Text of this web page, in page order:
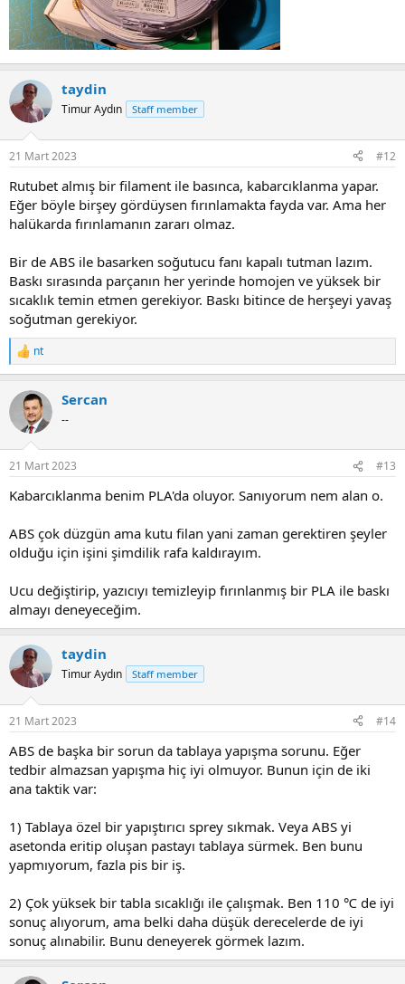
taydin
Timur Aydın Staff member
21 Mart 2023 #12
Rutubet almış bir filament ile basınca, kabarcıklanma yapar.
Eğer böyle birşey gördüysen fırınlamakta fayda var. Ama her
halükarda fırınlamanın zararı olmaz.
Bir de ABS ile basarken soğutucu fanı kapalı tutman lazım.
Baskı sırasında parçanın her yerinde homojen ve yüksek bir
sıcaklık temin etmen gerekiyor. Baskı bitince de herşeyi yavaş
soğutman gerekiyor.
R
e
c
i
n
s
nt
Sercan
--
21 Mart 2023 #13
Kabarcıklanma benim PLA'da oluyor. Sanıyorum nem alan o.
ABS çok düzgün ama kutu filan yani zaman gerektiren şeyler
olduğu için işini şimdilik rafa kaldırayım.
Ucu değiştirip, yazıcıyı temizleyip fırınlanmış bir PLA ile baskı
almayı deneyeceğim.
taydin
Timur Aydın Staff member
21 Mart 2023 #14
ABS de başka bir sorun da tablaya yapışma sorunu. Eğer
tedbir almazsan yapışma hiç iyi olmuyor. Bunun için de iki
ana taktik var:
1) Tablaya özel bir yapıştırıcı sprey sıkmak. Veya ABS yi
asetonda eritip oluşan pastayı tablaya sürmek. Ben bunu
yapmıyorum, fazla pis bir iş.
2) Çok yüksek bir tabla sıcaklığı ile çalışmak. Ben 110 ℃ de iyi
sonuç alıyorum, ama belki daha düşük derecelerde de iyi
sonuç alınabilir. Bunu deneyerek görmek lazım.